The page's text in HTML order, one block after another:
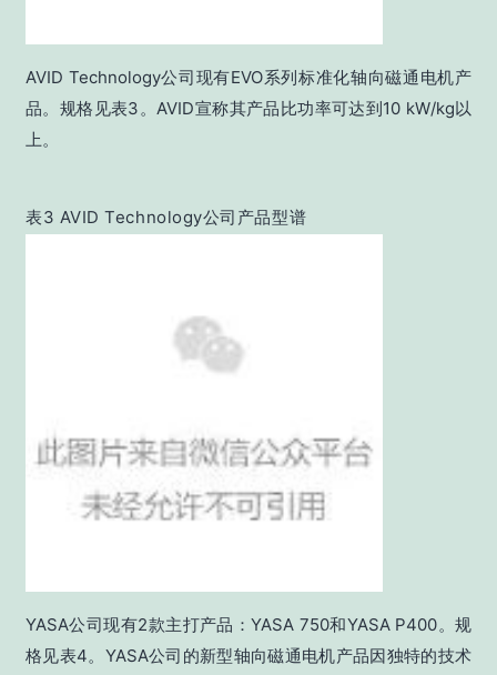
AVID Technology公司现有EVO系列标准化轴向磁通电机产
品。规格见表3。AVID宣称其产品比功率可达到10 kW/kg以
上。
表3 AVID Technology公司产品型谱
YASA公司现有2款主打产品：YASA 750和YASA P400。规
格见表4。YASA公司的新型轴向磁通电机产品因独特的技术